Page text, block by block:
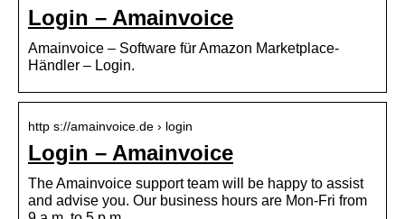
Login – Amainvoice
Amainvoice – Software für Amazon Marketplace-
Händler – Login.
http s://amainvoice.de › login
Login – Amainvoice
The Amainvoice support team will be happy to assist
and advise you. Our business hours are Mon-Fri from